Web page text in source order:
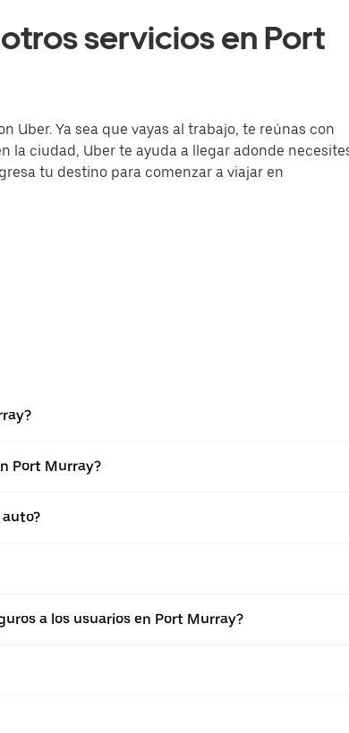
servicios en Port
Uber. Ya sea que vayas al trabajo, te reúnas con
la ciudad, Uber te ayuda a llegar adonde
tu destino para comenzar a viajar en
Port Murray?
a los usuarios en Port Murray?